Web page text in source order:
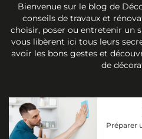
Bienvenue sur le blog de
conseils de travaux et
choisir, poser ou entretenir un
vous libèrent ici tous leurs
avoir les bons gestes et
de
Préparer